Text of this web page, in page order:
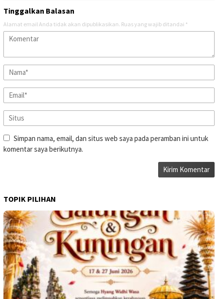
Tinggalkan Balasan
Alamat email Anda tidak akan dipublikasikan. Ruas yang wajib ditandai *
Simpan nama, email, dan situs web saya pada peramban ini untuk
komentar saya berikutnya.
TOPIK PILIHAN